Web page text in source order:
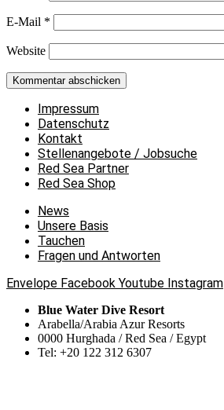
E-Mail *
Website
Impressum
Datenschutz
Kontakt
Stellenangebote / Jobsuche
Red Sea Partner
Red Sea Shop
News
Unsere Basis
Tauchen
Fragen und Antworten
Envelope Facebook Youtube Instagram
Blue Water Dive Resort
Arabella/Arabia Azur Resorts
0000 Hurghada / Red Sea / Egypt
Tel: +20 122 312 6307